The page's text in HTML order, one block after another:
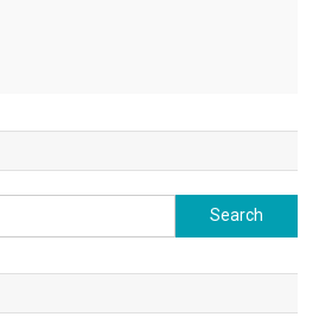
Search
for: